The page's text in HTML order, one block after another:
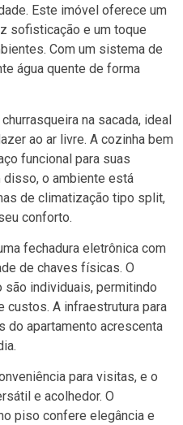
Este imóvel oferece um
sofisticação e um toque
Com um sistema de
água quente de forma
na sacada, ideal
ao ar livre. A cozinha bem
funcional para suas
o ambiente está
de climatização tipo split,
conforto.
fechadura eletrônica com
de chaves físicas. O
individuais, permitindo
custos. A infraestrutura para
do apartamento acrescenta
para visitas, e o
e acolhedor. O
piso confere elegância e